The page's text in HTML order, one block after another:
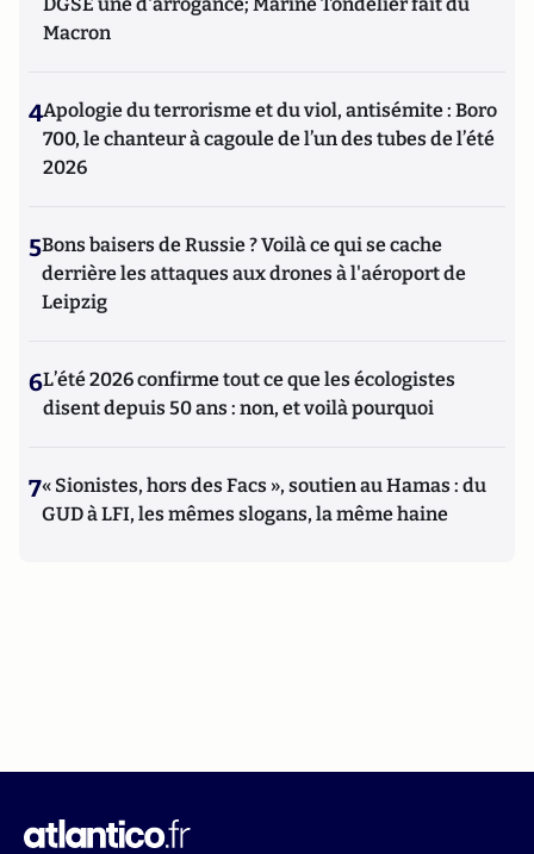
Macron
4Apologie du terrorisme et du viol, antisémite : Boro
700, le chanteur à cagoule de l’un des tubes de l’été
2026
5Bons baisers de Russie ? Voilà ce qui se cache
derrière les attaques aux drones à l'aéroport de
Leipzig
6L’été 2026 confirme tout ce que les écologistes
disent depuis 50 ans : non, et voilà pourquoi
7« Sionistes, hors des Facs », soutien au Hamas : du
GUD à LFI, les mêmes slogans, la même haine